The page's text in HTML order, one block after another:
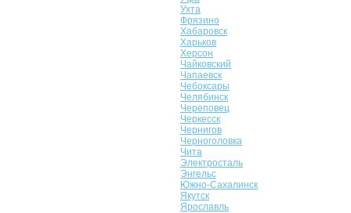
Ухта
Фрязино
Хабаровск
Харьков
Херсон
Чайковский
Чапаевск
Чебоксары
Челябинск
Череповец
Черкесск
Чернигов
Черноголовка
Чита
Электросталь
Энгельс
Южно-Сахалинск
Якутск
Ярославль